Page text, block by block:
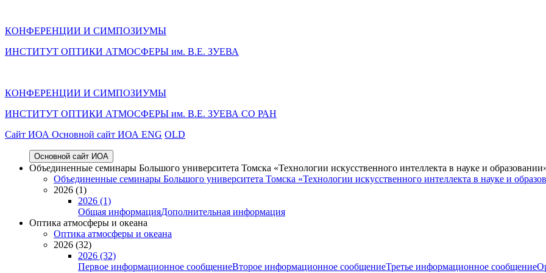
КОНФЕРЕНЦИИ И СИМПОЗИУМЫ
ИНСТИТУТ ОПТИКИ АТМОСФЕРЫ им. В.Е. ЗУЕВА
КОНФЕРЕНЦИИ И СИМПОЗИУМЫ
ИНСТИТУТ ОПТИКИ АТМОСФЕРЫ им. В.Е. ЗУЕВА СО РАН
Cайт ИОА Основной сайт ИОА ENG OLD
Основной сайт ИОА
Объединенные семинары Большого университета Томска «Технологии искусственного интеллекта в науке и
Объединенные семинары Большого университета Томска «Технологии искусственного интеллекта в науке и
2026 (1)
2026 (1)
Общая информацияДополнительная информация
Оптика атмосферы и океана
Оптика атмосферы и океана
2026 (32)
2026 (32)
Первое информационное сообщениеВторое информационное сообщениеТретье информационное сообщение